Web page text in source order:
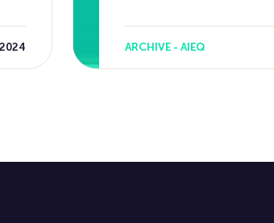
ARCHIVE - AIEQ